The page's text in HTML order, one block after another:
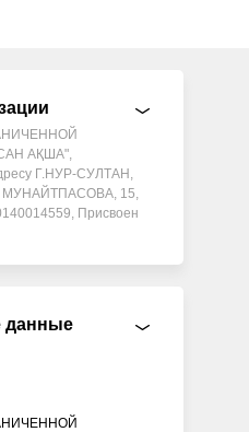
Г.НУР-СУЛТАН,
15,
Присвоен
данные